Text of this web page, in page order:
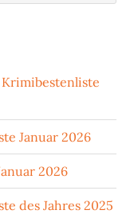
Januar 2026
2026
des Jahres 2025